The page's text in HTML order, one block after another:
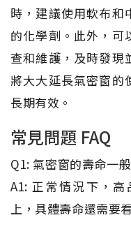
時，建議使用軟布和
的化學劑。此外，可
查和維護，及時發現
將大大延長氣密窗的
長期有效。
常見問題 FAQ
Q1: 氣密窗的壽命一
A1: 正常情況下，
上，具體壽命還需要